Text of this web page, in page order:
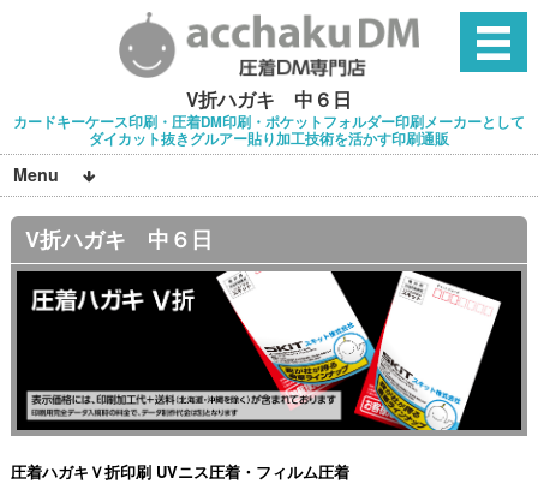
V折ハガキ 中６日
カードキーケース印刷・圧着DM印刷・ポケットフォルダー印刷メーカーとして
ダイカット抜きグルアー貼り加工技術を活かす印刷通販
Menu
V折ハガキ 中６日
圧着ハガキＶ折印刷 UVニス圧着・フィルム圧着